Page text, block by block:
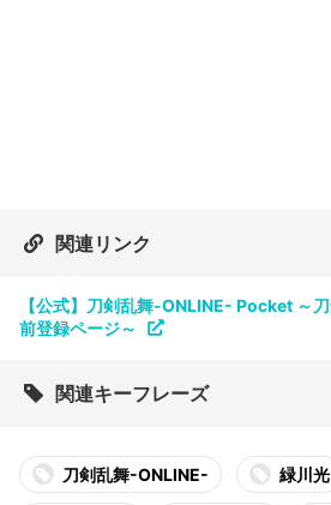
関連リンク
【公式】刀剣乱舞-ONLINE- Pocket ～
前登録ページ～
関連キーフレーズ
刀剣乱舞-ONLINE- 緑川光